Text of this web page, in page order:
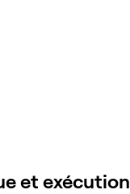
et exécution